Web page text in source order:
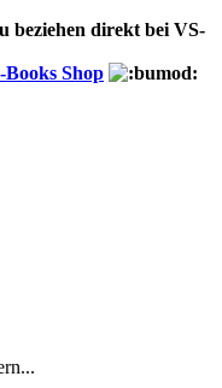
beziehen direkt bei VS-
Books Shop